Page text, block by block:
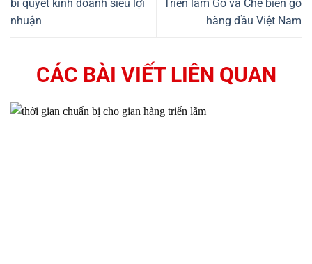
bí quyết kinh doanh siêu lợi
nhuận
Triển lãm Gỗ và Chế biến gỗ
hàng đầu Việt Nam
CÁC BÀI VIẾT LIÊN QUAN